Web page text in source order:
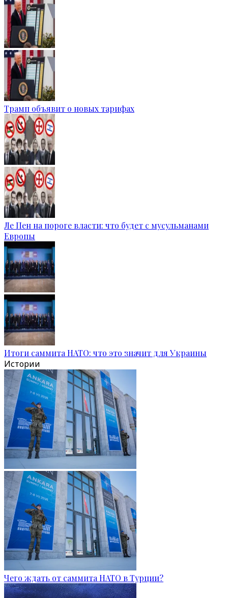
Трамп объявит о новых тарифах
Ле Пен на пороге власти: что будет с мусульманами
Европы
Итоги саммита НАТО: что это значит для Украины
Истории
Чего ждать от саммита НАТО в Турции?